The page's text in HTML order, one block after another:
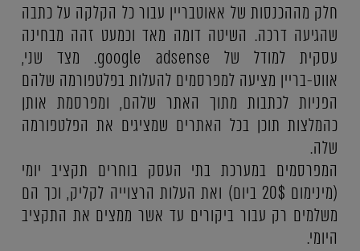
חלק מההכנסות של אאוטבריין עבור כל הקלקה על כתבה
שהגיעה דרכה. השיטה דומה מאד וכמעט זהה מבחינה
עסקית למודל של google adsense. מצד שני,
אווט-בריין מציעה למפרסמים להעלות בפלטפורמה שלהם
הפניות לכתבות מתוך האתר שלהם, ומפרסמת אותן
כהמלצות תוכן בכל האתרים שמציגים את הפלטפורמה
שלה.
המפרסמים במערכת בתי העסק בוחרים תקציב יומי
(מינימום 20$ ביום) ואת העלות הרצוייה לקליק, וכך הם
משלמים רק עבור ביקורים עד אשר ממצים את התקציב
היומי.